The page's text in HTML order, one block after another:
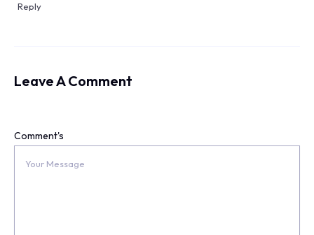
Reply
Leave A Comment
Comment's